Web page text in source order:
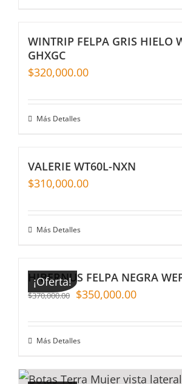
WINTRIP FELPA GRIS HIELO
GHXGC
$320,000.00
Más Detalles
VALERIE WT60L-NXN
$310,000.00
Más Detalles
¡Oferta!
HIBERNUS FELPA NEGRA
$370,000.00 $350,000.00
Más Detalles